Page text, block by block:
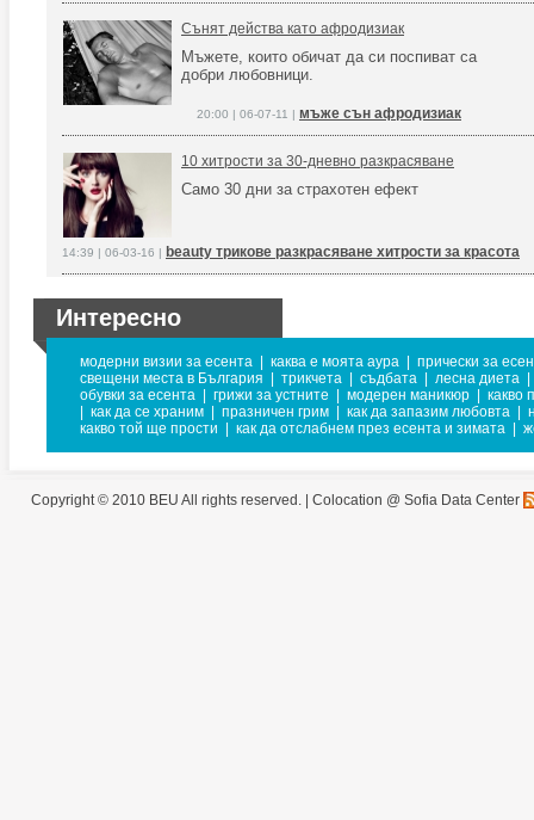
Сънят действа като афродизиак
Мъжете, които обичат да си поспиват са
добри любовници.
20:00 | 06-07-11 | мъже сън афродизиак
10 хитрости за 30-дневно разкрасяване
Само 30 дни за страхотен ефект
14:39 | 06-03-16 | beauty трикове разкрасяване хитрости за красота
Интересно
модерни визии за есента каква е моята аура
прически за
свещени места в България
трикчета съдбата лесна диета
обувки за есента
грижи за устните модерен маникюр
какво
как да се храним празничен грим как да запазим любовта
какво той ще прости
как да отслабнем през есента и зимата
Copyright © 2010 BEU All rights reserved. | Colocation @ Sofia Data Center